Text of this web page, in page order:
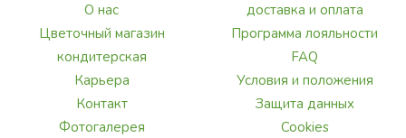
О нас
Цветочный магазин
кондитерская
Карьера
Контакт
Фотогалерея
доставка и оплата
Программа лояльности
FAQ
Условия и положения
Защита данных
Cookies